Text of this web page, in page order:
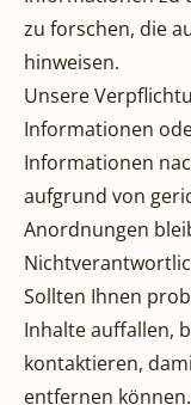
zu forschen, die
hinweisen.
Unsere
Informationen
Informationen
aufgrund von
Anordnungen
Sollten Ihnen
Inhalte auffallen,
kontaktieren,
entfernen